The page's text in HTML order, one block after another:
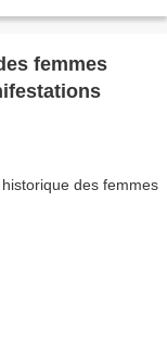
femmes